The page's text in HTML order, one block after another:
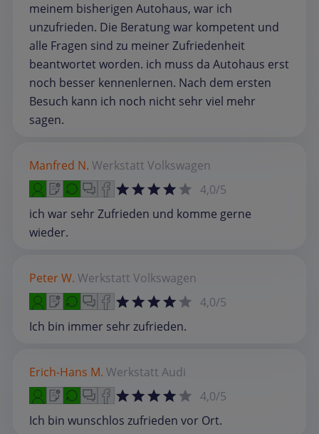
meinem bisherigen Autohaus, war ich
unzufrieden. Die Beratung war kompetent und
alle Fragen sind zu meiner Zufriedenheit
beantwortet worden. ich muss da Autohaus erst
noch besser kennenlernen. Nach dem ersten
Besuch kann ich noch nicht sehr viel mehr
sagen.
Manfred N. Werkstatt Volkswagen
4,0/5
ich war sehr Zufrieden und komme gerne
wieder.
Peter W. Werkstatt Volkswagen
4,0/5
Ich bin immer sehr zufrieden.
Erich-Hans M. Werkstatt Audi
4,0/5
Ich bin wunschlos zufrieden vor Ort.